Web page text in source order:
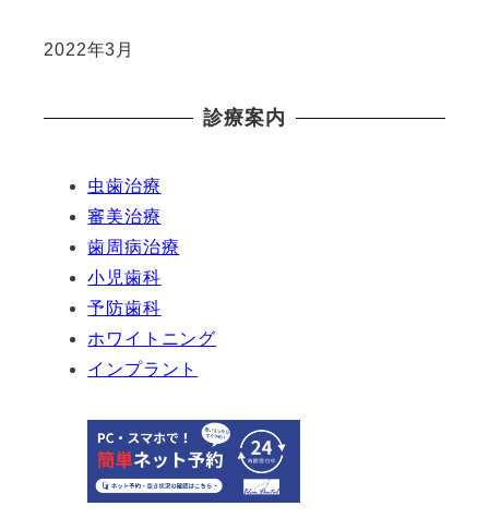
2022年3月
診療案内
虫歯治療
審美治療
歯周病治療
小児歯科
予防歯科
ホワイトニング
インプラント